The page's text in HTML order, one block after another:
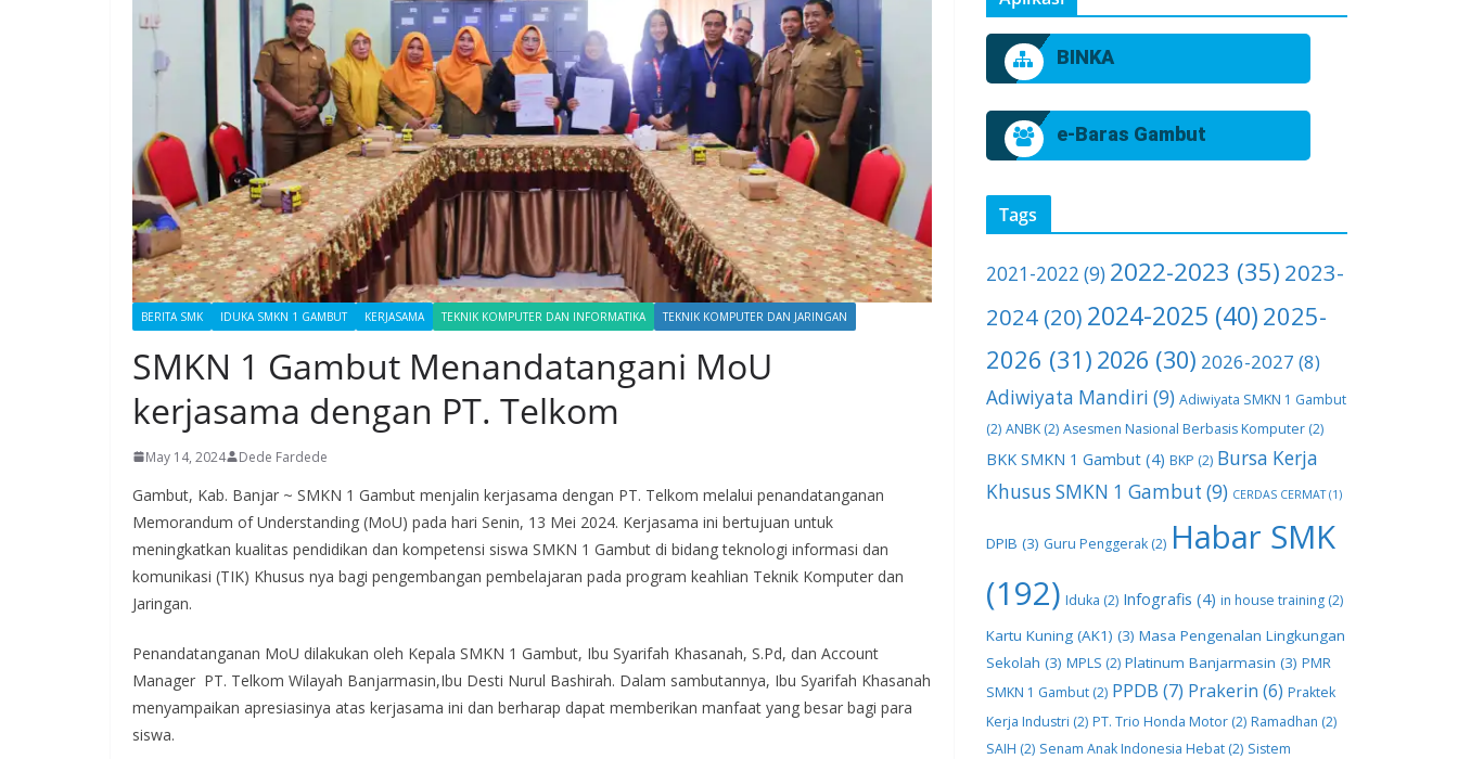
BERITA SMK IDUKA SMKN 1 GAMBUT KERJASAMA TEKNIK KOMPUTER DAN INFORMATIKA TEKNIK KOMPUTER DAN JARINGAN
SMKN 1 Gambut Menandatangani MoU
kerjasama dengan PT. Telkom
May 14, 2024 Dede Fardede
Gambut, Kab. Banjar ~ SMKN 1 Gambut menjalin kerjasama dengan PT. Telkom melalui penandatanganan
Memorandum of Understanding (MoU) pada hari Senin, 13 Mei 2024. Kerjasama ini bertujuan untuk
meningkatkan kualitas pendidikan dan kompetensi siswa SMKN 1 Gambut di bidang teknologi informasi dan
komunikasi (TIK) Khusus nya bagi pengembangan pembelajaran pada program keahlian Teknik Komputer dan
Jaringan.
Penandatanganan MoU dilakukan oleh Kepala SMKN 1 Gambut, Ibu Syarifah Khasanah, S.Pd, dan Account
Manager PT. Telkom Wilayah Banjarmasin,Ibu Desti Nurul Bashirah. Dalam sambutannya, Ibu Syarifah Khasanah
menyampaikan apresiasinya atas kerjasama ini dan berharap dapat memberikan manfaat yang besar bagi para
siswa.
BINKA
e-Baras Gambut
Tags
2021-2022 (9) 2022-2023 (35) 2023-
2024 (20) 2024-2025 (40) 2025-
2026 (31) 2026 (30) 2026-2027 (8)
Adiwiyata Mandiri (9) Adiwiyata SMKN 1 Gambut
(2) ANBK (2) Asesmen Nasional Berbasis Komputer (2)
BKK SMKN 1 Gambut (4) BKP (2) Bursa Kerja
Khusus SMKN 1 Gambut (9) CERDAS CERMAT(1)
DPIB (3) Guru Penggerak (2) Habar SMK
(192) Iduka (2) Infografis (4) in house training (2)
Kartu Kuning (AK1) (3) Masa Pengenalan Lingkungan
Sekolah (3) MPLS (2) Platinum Banjarmasin (3) PMR
SMKN 1 Gambut (2) PPDB (7) Prakerin (6) Praktek
Kerja Industri (2) PT. Trio Honda Motor (2) Ramadhan (2)
SAIH (2) Senam Anak Indonesia Hebat (2) Sistem